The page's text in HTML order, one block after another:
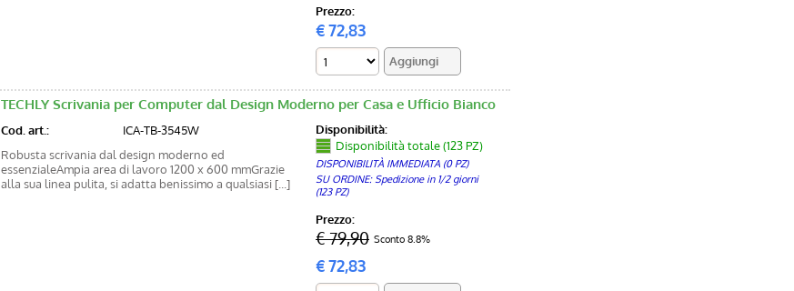
Prezzo:
€72,83
TECHLY Scrivania per Computer dal Design Moderno per Casa e Ufficio Bianco
Cod. art.:
ICA-TB-3545W
Robusta scrivania dal design moderno ed
essenzialeAmpia area di lavoro 1200 x 600 mmGrazie
alla sua linea pulita, si adatta benissimo a qualsiasi [...]
Disponibilità:
Disponibilità totale (123 PZ)
DISPONIBILITÀ IMMEDIATA (0 PZ)
SU ORDINE: Spedizione in 1/2 giorni
(123 PZ)
Prezzo:
€ 79,90 Sconto 8.8%
€72,83